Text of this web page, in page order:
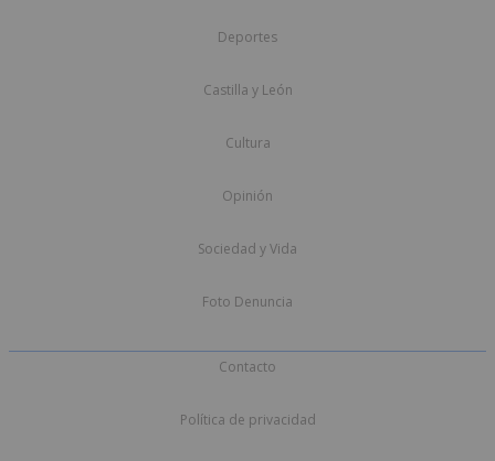
Deportes
Castilla y León
Cultura
Opinión
Sociedad y Vida
Foto Denuncia
Contacto
Política de privacidad